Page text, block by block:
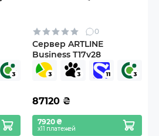
0
Сервер ARTLINE
Business T17v28
87120 ₴
7920 ₴
х11 платежей